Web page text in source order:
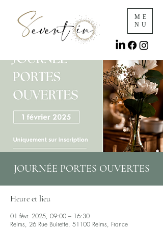
ME
NU
JOURNÉE PORTES OUVERTES
Heure et lieu
01 févr. 2025, 09:00 – 16:30
Reims, 26 Rue Buirette, 51100 Reims, France